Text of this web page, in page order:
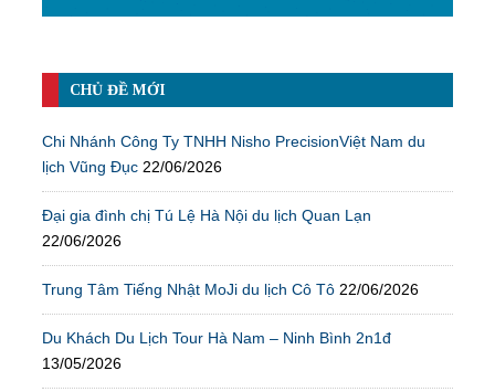
CHỦ ĐỀ MỚI
Chi Nhánh Công Ty TNHH Nisho PrecisionViệt Nam du
lịch Vũng Đục 22/06/2026
Đại gia đình chị Tú Lệ Hà Nội du lịch Quan Lạn
22/06/2026
Trung Tâm Tiếng Nhật MoJi du lịch Cô Tô 22/06/2026
Du Khách Du Lịch Tour Hà Nam – Ninh Bình 2n1đ
13/05/2026